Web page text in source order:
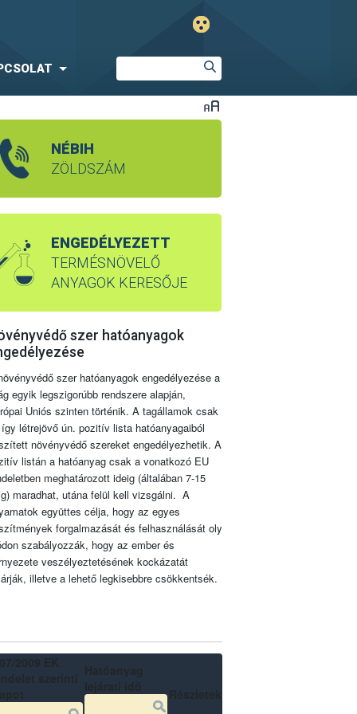
NÉBIH
ZÖLDSZÁM
ENGEDÉLYEZETT
TERMÉSNÖVELŐ
ANYAGOK KERESŐJE
szer hatóanyagok
szer hatóanyagok engedélyezése a
egyik legszigorúbb rendszere alapján,
Uniós szinten történik. A tagállamok csak
létrejövő ún. pozitív lista hatóanyagaiból
növényvédő szereket engedélyezhetik. A
listán a hatóanyag csak a vonatkozó EU
meghatározott ideig (általában 7-15
maradhat, utána felül kell vizsgálni. A
együttes célja, hogy az egyes
forgalmazását és felhasználását oly
szabályozzák, hogy az ember és
veszélyeztetésének kockázatát
illetve a lehető legkisebbre csökkentsék.